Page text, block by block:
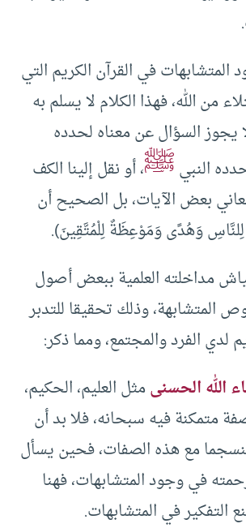
في القرآن الكريم التي
من الله، فهذا الكلام لا يسلم به
يجوز السؤال عن معناه لحدده
النبيﷺ، أو نقل إلينا الكف
بعض الآيات، بل الصحيح أن
لِلنَّاسِ وَهُدًى وَمَوْعِظَةٌ لِلْمُتَّقِينَ).
مداخلته العلمية ببعض أصول
المتشابهة، وذلك تحقيقا للتدبر
لدي الفرد والمجتمع، ومما ذكر:
الله الحسنىمثل العليم، الحكيم،
متمكنة فيه سبحانه، فلا بد أن
مع هذه الصفات، فحين يسأل
في وجود المتشابهات، فهنا
التفكير في المتشابهات.